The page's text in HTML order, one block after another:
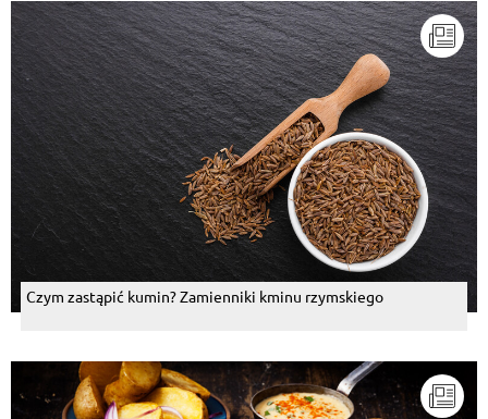
Czym zastąpić kumin? Zamienniki kminu rzymskiego